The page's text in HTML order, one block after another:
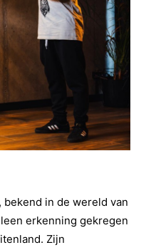
bekend in de wereld van
erkenning gekregen
Zijn